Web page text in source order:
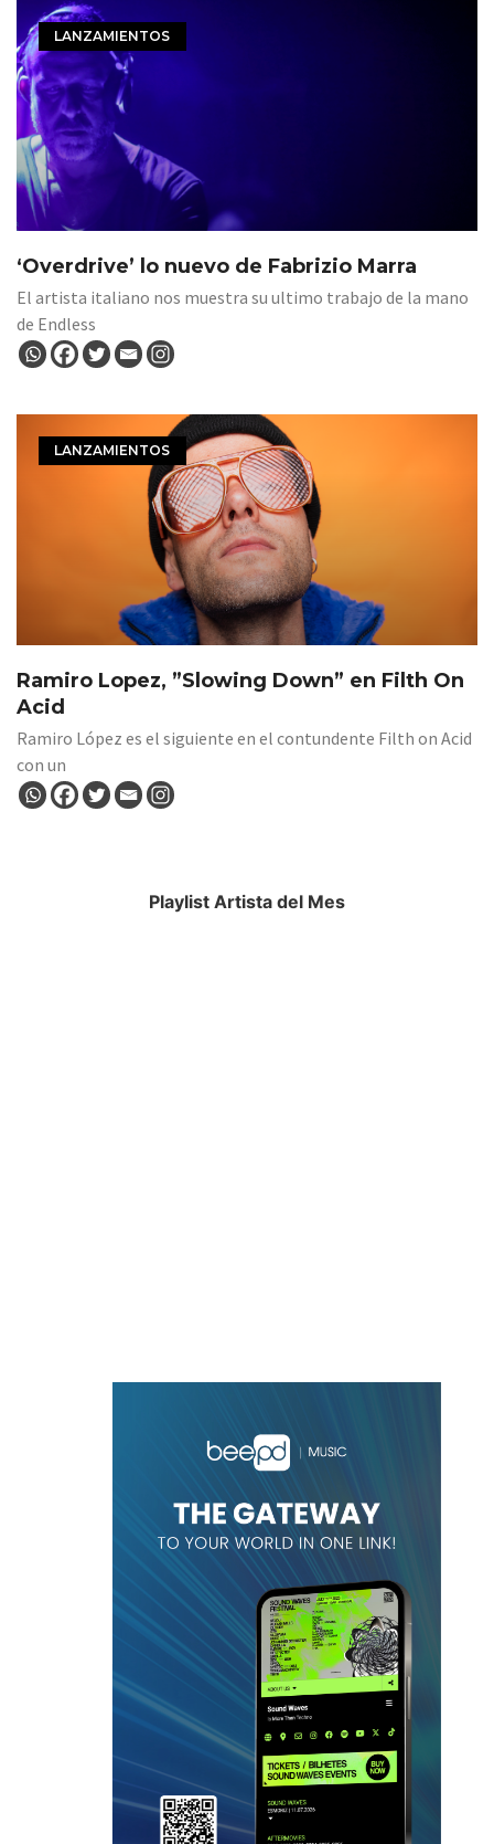
LANZAMIENTOS
‘Overdrive’ lo nuevo de Fabrizio Marra
El artista italiano nos muestra su ultimo trabajo de la mano
de Endless
LANZAMIENTOS
Ramiro Lopez, ”Slowing Down” en Filth On
Acid
Ramiro López es el siguiente en el contundente Filth on Acid
con un
Playlist Artista del Mes